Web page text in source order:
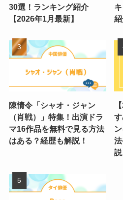
30選！ランキング紹介
【2026年1月最新】
紹
陳情令「シャオ・ジャン
（肖戦）」特集！出演ドラ
マ16作品を無料で見る方法
はある？経歴も解説！
説